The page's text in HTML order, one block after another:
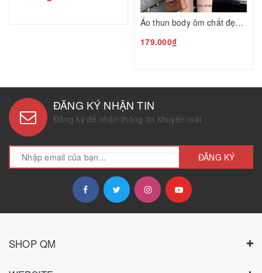
Áo thun body ôm chất đẹp N24120805
179.000₫
ĐĂNG KÝ NHẬN TIN
Đăng ký để nhận thông tin khuyến mãi
ĐĂNG KÝ
SHOP QM